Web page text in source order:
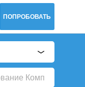
ПОПРОБОВАТЬ